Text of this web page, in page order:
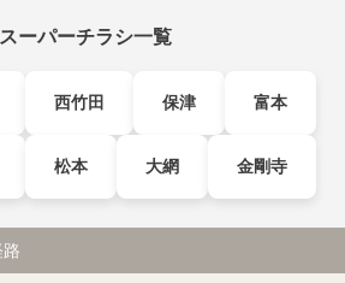
ーパーチラシ一覧
西竹田 保津 富本
松本 大網 金剛寺